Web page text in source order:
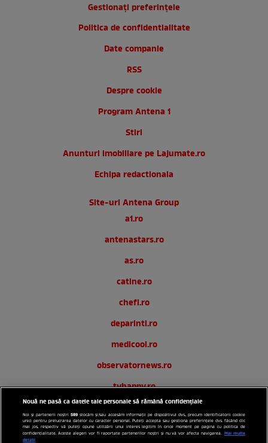
Gestionați preferințele
Politica de confidentialitate
Date companie
RSS
Despre cookie
Program Antena 1
Stiri
Anunturi imobiliare pe Lajumate.ro
Echipa redactionala
Site-uri Antena Group
a1.ro
antenastars.ro
as.ro
catine.ro
chefi.ro
deparinti.ro
medicool.ro
observatornews.ro
tvhappy.ro
useit.ro
zutv.ro
Nouă ne pasă ca datele tale personale să rămână confidențiale
Noi și partenerii noștri589 stocăm și/sau accesăm informații pe dispozitivul dvs., precum identificatorii cookie
unici pentru prelucrarea datelor cu caracter personal. Puteți accepta sau gestiona preferințele dvs. făcând clic
mai jos, respectiv vă puteți opune utilizării unui interes legitim în orice moment pe pagina cu politica de
confidențialitate. Aceste alegeri vor fi raportate partenerilor noștri și nu vă vor afecta navigarea. Mai multe
detalii